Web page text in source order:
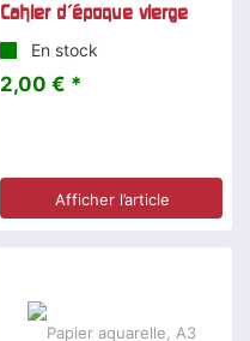
Cahier d'époque vierge
En stock
2,00 € *
Afficher l’article